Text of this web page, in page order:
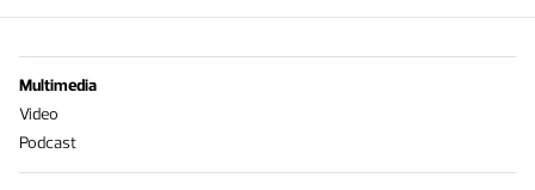
Multimedia
Video
Podcast